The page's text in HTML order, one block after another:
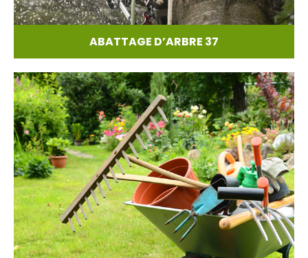
ABATTAGE D’ARBRE 37